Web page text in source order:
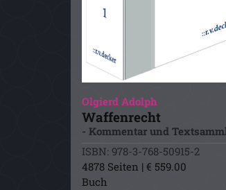
Olgierd Adolph
Waffenrecht
- Kommentar und
ISBN: 978-3-768-50915-2
4878 Seiten | € 559.00
Buch